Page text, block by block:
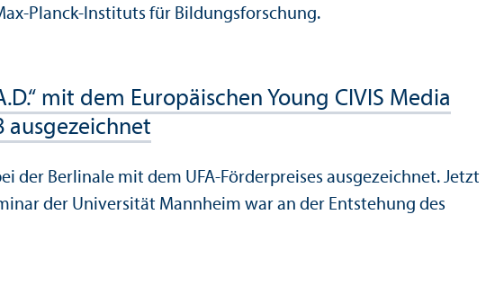
Planck-Instituts für Bildungs­forschung.
mit dem Europäischen Young CIVIS Media
ausgezeichnet
der Berlinale mit dem UFA-Förderpreises ausgezeichnet. Jetzt
der Universität Mannheim war an der Entstehung des